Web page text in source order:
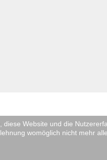
Website und die
womöglich nicht mehr